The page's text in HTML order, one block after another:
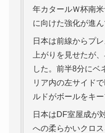
年カタールＷ杯南
に向けた強化が進ん
日本は前線からプ
上がりを見せたが
した。前半8分にベ
リア内の左サイド
ルドがボールをキー
日本はDF室屋成が
への柔らかいクロ